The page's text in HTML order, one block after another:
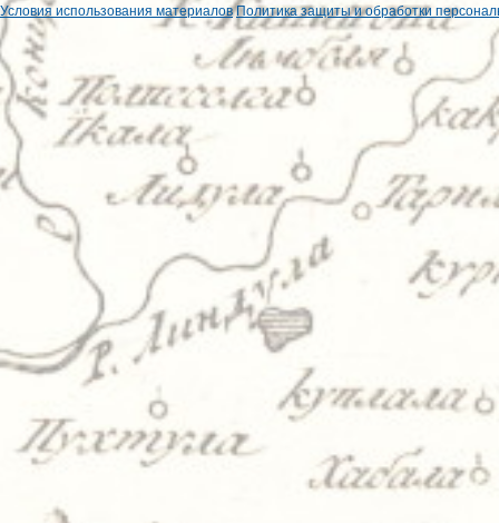
Условия использования материалов Политика защиты и обработки